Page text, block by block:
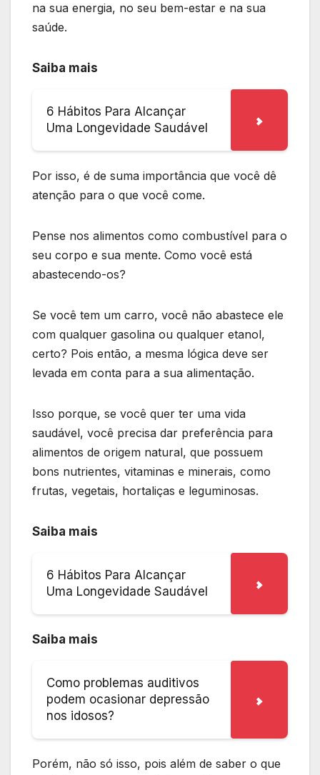
na sua energia, no seu bem-estar e na sua
saúde.
Saiba mais
6 Hábitos Para Alcançar
Uma Longevidade Saudável
Por isso, é de suma importância que você dê
atenção para o que você come.
Pense nos alimentos como combustível para o
seu corpo e sua mente. Como você está
abastecendo-os?
Se você tem um carro, você não abastece ele
com qualquer gasolina ou qualquer etanol,
certo? Pois então, a mesma lógica deve ser
levada em conta para a sua alimentação.
Isso porque, se você quer ter uma vida
saudável, você precisa dar preferência para
alimentos de origem natural, que possuem
bons nutrientes, vitaminas e minerais, como
frutas, vegetais, hortaliças e leguminosas.
Saiba mais
6 Hábitos Para Alcançar
Uma Longevidade Saudável
Saiba mais
Como problemas auditivos
podem ocasionar depressão
nos idosos?
Porém, não só isso, pois além de saber o que